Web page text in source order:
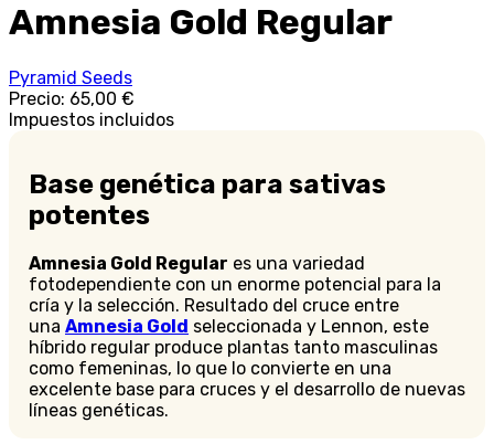
Amnesia Gold Regular
Pyramid Seeds
Precio: 65,00 €
Impuestos incluidos
Base genética para sativas
potentes
Amnesia Gold Regular es una variedad
fotodependiente con un enorme potencial para la
cría y la selección. Resultado del cruce entre
una Amnesia Gold seleccionada y Lennon, este
híbrido regular produce plantas tanto masculinas
como femeninas, lo que lo convierte en una
excelente base para cruces y el desarrollo de nuevas
líneas genéticas.